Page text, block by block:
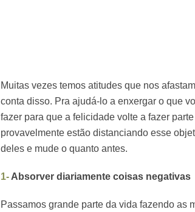
Muitas vezes temos atitudes que nos
conta disso. Pra ajudá-lo a enxergar o que
fazer para que a felicidade volte a fazer
provavelmente estão distanciando esse
deles e mude o quanto antes.
1- Absorver diariamente coisas negativas
Passamos grande parte da vida fazendo as